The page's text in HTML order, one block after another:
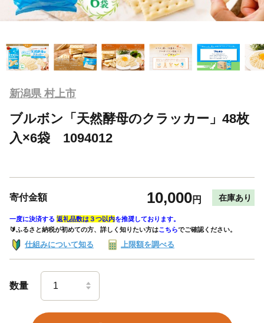
新潟県 村上市
ブルボン「天然酵母のクラッカー」48枚
入×6袋 1094012
寄付金額 10,000円 在庫あり
一度に決済する 返礼品数は３つ以内を推奨しております。
🔰ふるさと納税が初めての方、詳しく知りたい方はこちらでご確認ください。
仕組みについて知る 上限額を調べる
数量